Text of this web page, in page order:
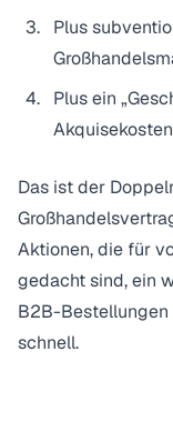
Plus
Plus ein
Das ist der
Aktionen, die für
gedacht sind, ein
B2B-
schnell.